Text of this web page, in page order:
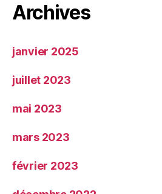
Archives
janvier 2025
juillet 2023
mai 2023
mars 2023
février 2023